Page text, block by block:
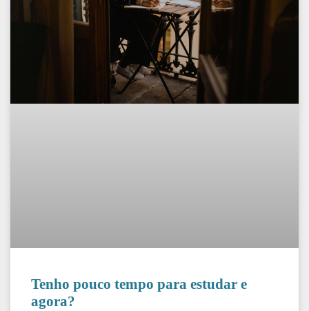
Tenho pouco tempo para estudar e
agora?